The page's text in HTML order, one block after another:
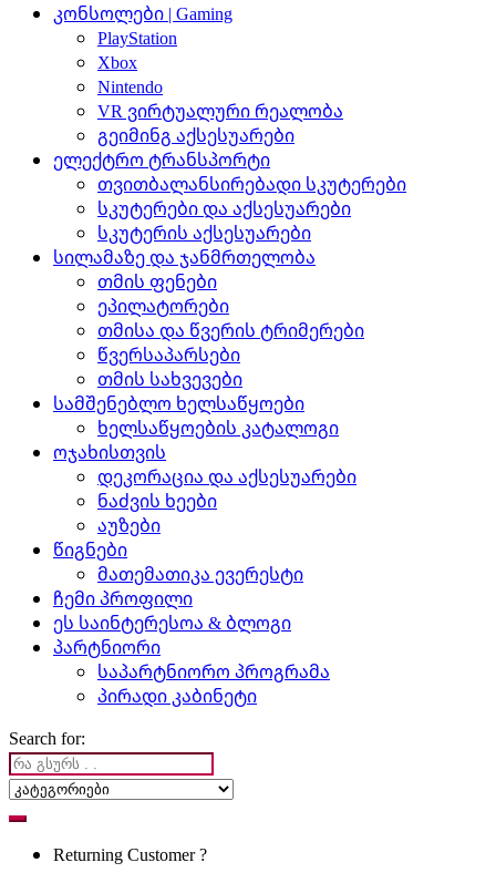
კონსოლები | Gaming
PlayStation
Xbox
Nintendo
VR ვირტუალური რეალობა
გეიმინგ აქსესუარები
ელექტრო ტრანსპორტი
თვითბალანსირებადი სკუტერები
სკუტერები და აქსესუარები
სკუტერის აქსესუარები
სილამაზე და ჯანმრთელობა
თმის ფენები
ეპილატორები
თმისა და წვერის ტრიმერები
წვერსაპარსები
თმის სახვევები
სამშენებლო ხელსაწყოები
ხელსაწყოების კატალოგი
ოჯახისთვის
დეკორაცია და აქსესუარები
ნაძვის ხეები
აუზები
წიგნები
მათემათიკა ევერესტი
ჩემი პროფილი
ეს საინტერესოა & ბლოგი
პარტნიორი
საპარტნიორო პროგრამა
პირადი კაბინეტი
Search for:
Returning Customer ?